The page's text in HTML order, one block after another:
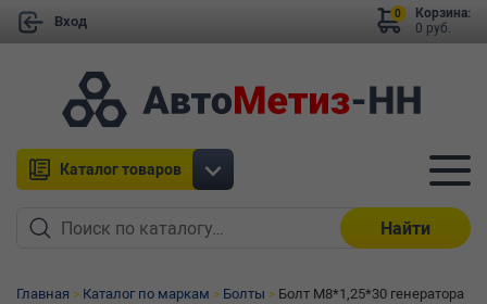
Вход
Корзина:
0 руб.
0
Каталог товаров
Найти
Главная Каталог по маркам Болты
Болт М8*1,25*30 генератора